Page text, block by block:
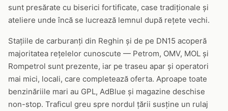
sunt presărate cu biserici fortificate, case tradiționale și
ateliere unde încă se lucrează lemnul după rețete vechi.
Stațiile de carburanți din Reghin și de pe DN15 acoperă
majoritatea rețelelor cunoscute — Petrom, OMV, MOL și
Rompetrol sunt prezente, iar pe traseu apar și operatori
mai mici, locali, care completează oferta. Aproape toate
benzinăriile mari au GPL, AdBlue și magazine deschise
non-stop. Traficul greu spre nordul țării susține un rulaj